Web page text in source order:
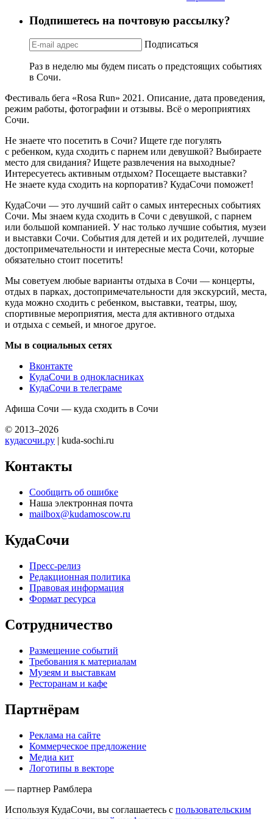
Подпишетесь на почтовую рассылку?
Подписаться
Раз в неделю мы будем писать о предстоящих событиях
в Сочи.
Фестиваль бега «Rosa Run» 2021. Описание, дата проведения,
режим работы, фотографии и отзывы. Всё о мероприятиях
Сочи.
Не знаете что посетить в Сочи? Ищете где погулять
с ребенком, куда сходить с парнем или девушкой? Выбираете
место для свидания? Ищете развлечения на выходные?
Интересуетесь активным отдыхом? Посещаете выставки?
Не знаете куда сходить на корпоратив? КудаСочи поможет!
КудаСочи — это лучший сайт о самых интересных событиях
Сочи. Мы знаем куда сходить в Сочи с девушкой, с парнем
или большой компанией. У нас только лучшие события, музеи
и выставки Сочи. События для детей и их родителей, лучшие
достопримечательности и интересные места Сочи, которые
обязательно стоит посетить!
Мы советуем любые варианты отдыха в Сочи — концерты,
отдых в парках, достопримечательности для экскурсий, места,
куда можно сходить с ребенком, выставки, театры, шоу,
спортивные мероприятия, места для активного отдыха
и отдыха с семьей, и многое другое.
Мы в социальных сетях
Вконтакте
КудаСочи в однокласниках
КудаСочи в телеграме
Афиша Сочи — куда сходить в Сочи
© 2013–2026
кудасочи.ру | kuda-sochi.ru
Контакты
Сообщить об ошибке
Наша электронная почта
mailbox@kudamoscow.ru
КудаСочи
Пресс-релиз
Редакционная политика
Правовая информация
Формат ресурса
Сотрудничество
Размещение событий
Требования к материалам
Музеям и выставкам
Ресторанам и кафе
Партнёрам
Реклама на сайте
Коммерческое предложение
Медиа кит
Логотипы в векторе
— партнер Рамблера
Используя КудаСочи, вы соглашаетесь с пользовательским